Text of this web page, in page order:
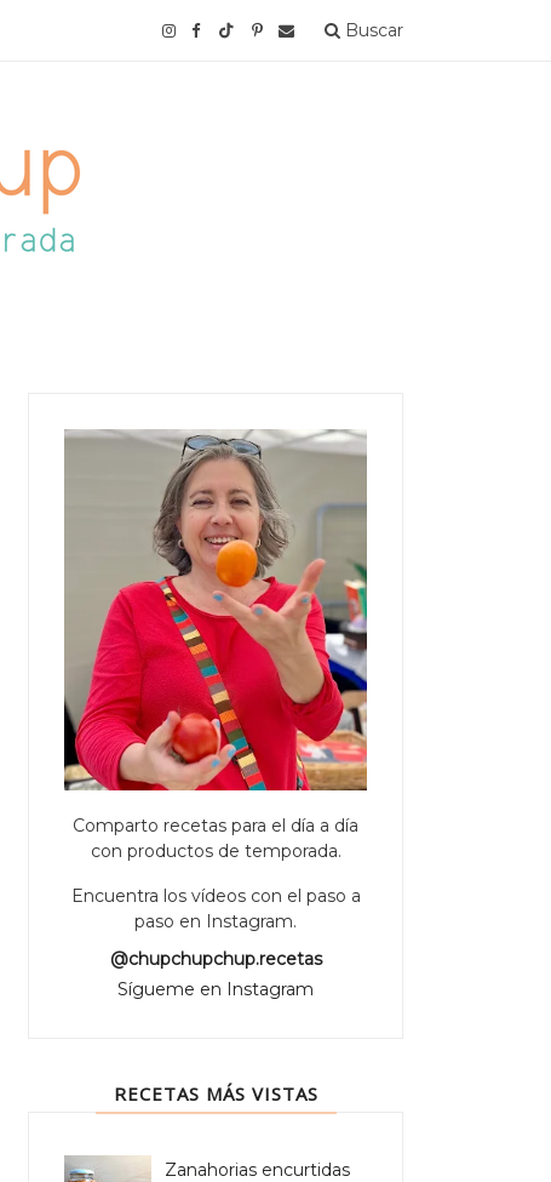
Buscar
Comparto recetas para el día a día
con productos de temporada.
Encuentra los vídeos con el paso a
paso en Instagram.
@chupchupchup.recetas
Sígueme en Instagram
RECETAS MÁS VISTAS
Zanahorias encurtidas